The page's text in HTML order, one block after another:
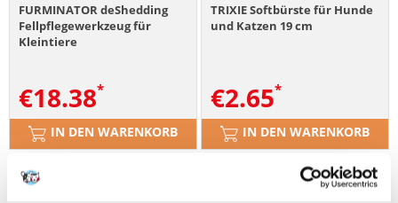
FURMINATOR deShedding
Fellpflegewerkzeug für
Kleintiere
€18.38
IN DEN WARENKORB
TRIXIE Softbürste für Hunde
und Katzen 19 cm
€2.65
IN DEN WARENKORB